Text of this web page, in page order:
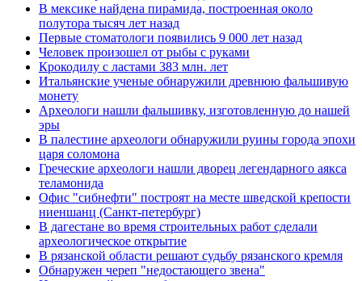
В мексике найдена пирамида, построенная около
полутора тысяч лет назад
Первые стоматологи появились 9 000 лет назад
Человек произошел от рыбы с руками
Крокодилу с ластами 383 млн. лет
Итальянские ученые обнаружили древнюю фальшивую
монету
Археологи нашли фальшивку, изготовленную до нашей
эры
В палестине археологи обнаружили руины города эпохи
царя соломона
Греческие археологи нашли дворец легендарного аякса
теламонида
Офис "сибнефти" построят на месте шведской крепости
ниеншанц (Санкт-петербург)
В дагестане во время строительных работ сделали
археологическое открытие
В рязанской области решают судьбу рязанского кремля
Обнаружен череп "недостающего звена"